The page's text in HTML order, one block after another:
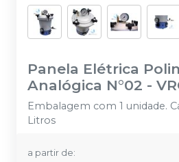
Panela Elétrica
Analógica N°02 -
Embalagem com 1 unidade.
Litros
a partir de: